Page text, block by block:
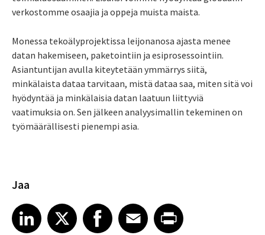
verkostomme osaajia ja oppeja muista maista.
Monessa tekoälyprojektissa leijonanosa ajasta menee
datan hakemiseen, paketointiin ja esiprosessointiin.
Asiantuntijan avulla kiteytetään ymmärrys siitä,
minkälaista dataa tarvitaan, mistä dataa saa, miten sitä voi
hyödyntää ja minkälaisia datan laatuun liittyviä
vaatimuksia on. Sen jälkeen analyysimallin tekeminen on
työmäärällisesti pienempi asia.
Jaa
Share article on LinkedIn
LinkedIn
Share article on XShare article on Facebook
Facebook
Share article on Email
EmailShare article on Print